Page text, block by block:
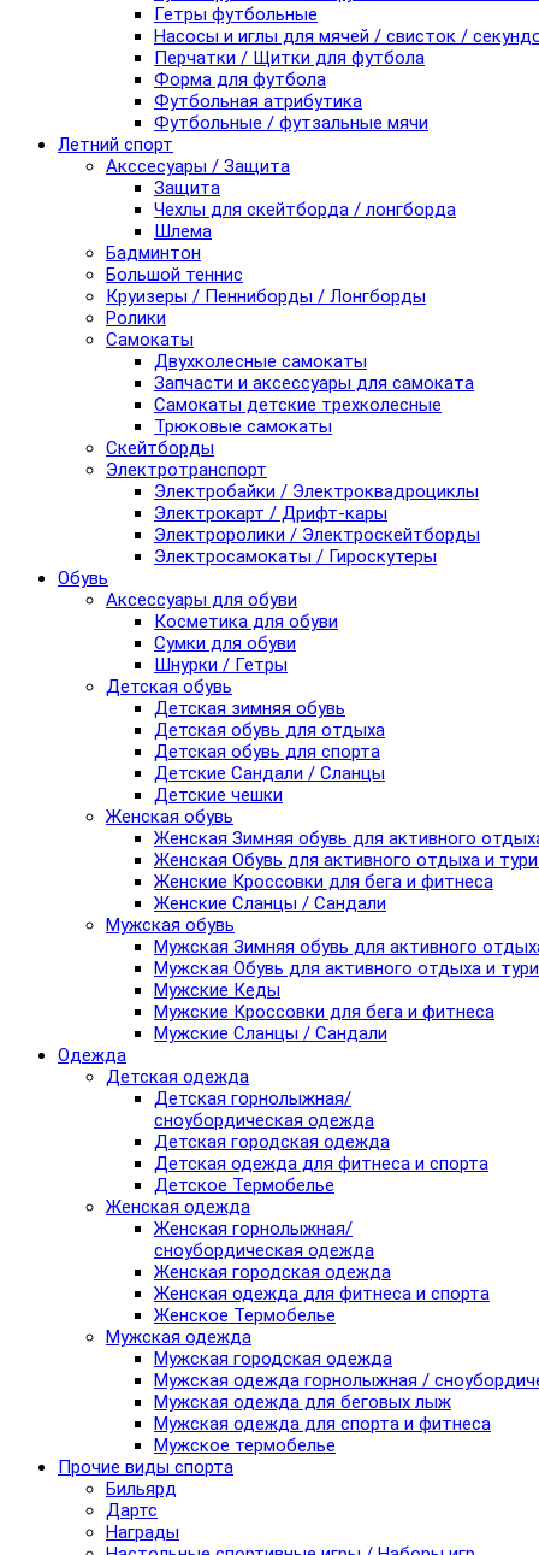
Гетры футбольные
Насосы и иглы для мячей / свисток /
Перчатки / Щитки для футбола
Форма для футбола
Футбольная атрибутика
Футбольные / футзальные мячи
Летний спорт
Акссесуары / Защита
Защита
Чехлы для скейтборда / лонгборда
Шлема
Бадминтон
Большой теннис
Круизеры / Пенниборды / Лонгборды
Ролики
Самокаты
Двухколесные самокаты
Запчасти и аксессуары для самоката
Самокаты детские трехколесные
Трюковые самокаты
Скейтборды
Электротранспорт
Электробайки / Электроквадроциклы
Электрокарт / Дрифт-кары
Электроролики / Электроскейтборды
Электросамокаты / Гироскутеры
Обувь
Аксессуары для обуви
Косметика для обуви
Сумки для обуви
Шнурки / Гетры
Детская обувь
Детская зимняя обувь
Детская обувь для отдыха
Детская обувь для спорта
Детские Сандали / Сланцы
Детские чешки
Женская обувь
Женская Зимняя обувь для активного
Женская Обувь для активного отдыха и
Женские Кроссовки для бега и фитнеса
Женские Сланцы / Сандали
Мужская обувь
Мужская Зимняя обувь для активного
Мужская Обувь для активного отдыха и
Мужские Кеды
Мужские Кроссовки для бега и фитнеса
Мужские Сланцы / Сандали
Одежда
Детская одежда
Детская горнолыжная/
сноубордическая одежда
Детская городская одежда
Детская одежда для фитнеса и спорта
Детское Термобелье
Женская одежда
Женская горнолыжная/
сноубордическая одежда
Женская городская одежда
Женская одежда для фитнеса и спорта
Женское Термобелье
Мужская одежда
Мужская городская одежда
Мужская одежда горнолыжная /
Мужская одежда для беговых лыж
Мужская одежда для спорта и фитнеса
Мужское термобелье
Прочие виды спорта
Бильярд
Дартс
Награды